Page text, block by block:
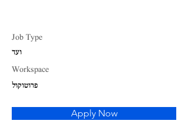
Job Type
ועד
Workspace
פרוטוקול
Apply Now